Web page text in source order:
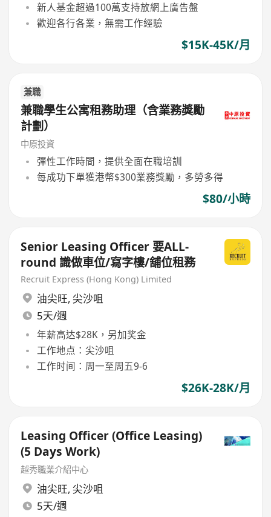
新人基金超過100萬支持放網上廣告盤
歡迎各行各業，無需工作經驗
$15K-45K/月
兼職
兼職學生公寓租務助理（含業務獎勵
計劃）
中原投資
彈性工作時間，提供全面在職培訓
每成功下單獲港幣$300業務獎勵，多勞多得
$80/小時
Senior Leasing Officer 要ALL-
round 識做車位/寫字樓/舖位租務
Recruit Express (Hong Kong) Limited
油尖旺, 尖沙咀
5天/週
年薪高达$28K，另加奖金
工作地点：尖沙咀
工作时间：周一至周五9-6
$26K-28K/月
Leasing Officer (Office Leasing)
(5 Days Work)
越秀職業介紹中心
油尖旺, 尖沙咀
5天/週